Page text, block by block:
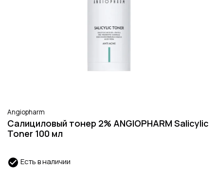
Angiopharm
Салициловый тонер 2% ANGIOPHARM Salicylic
Toner 100 мл
Есть в наличии